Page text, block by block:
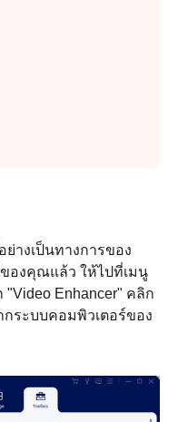
างเป็นทางการของ
องคุณแล้ว ให้ไปที่เมนู
"Video Enhancer" คลิก
กระบบคอมพิวเตอร์ของ